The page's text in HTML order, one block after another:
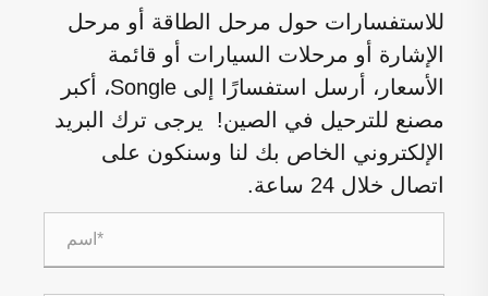
للاستفسارات حول مرحل الطاقة أو مرحل
الإشارة أو مرحلات السيارات أو قائمة
الأسعار، أرسل استفسارًا إلى Songle، أكبر
مصنع للترحيل في الصين! يرجى ترك البريد
الإلكتروني الخاص بك لنا وسنكون على
اتصال خلال 24 ساعة.